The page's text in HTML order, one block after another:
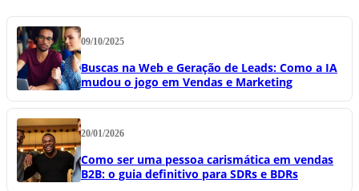
09/10/2025
Buscas na Web e Geração de Leads: Como a IA
mudou o jogo em Vendas e Marketing
20/01/2026
Como ser uma pessoa carismática em vendas
B2B: o guia definitivo para SDRs e BDRs